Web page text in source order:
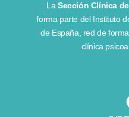
La Sección Clínica
forma parte del Instituto
de España , red de
clínica